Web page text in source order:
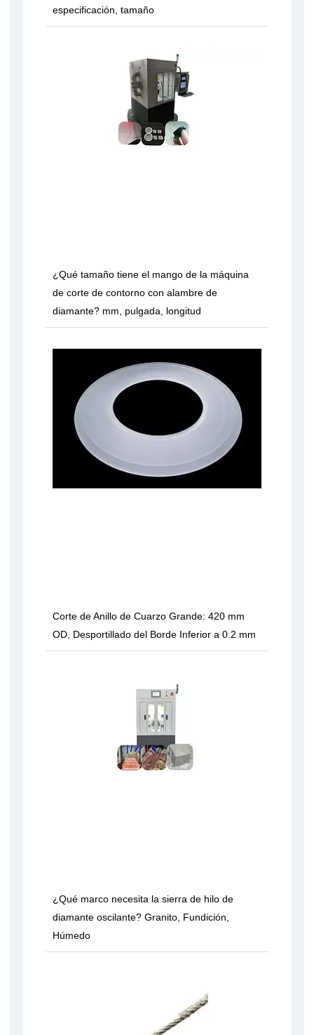
especificación, tamaño
¿Qué tamaño tiene el mango de la máquina
de corte de contorno con alambre de
diamante? mm, pulgada, longitud
Corte de Anillo de Cuarzo Grande: 420 mm
OD, Desportillado del Borde Inferior a 0.2 mm
¿Qué marco necesita la sierra de hilo de
diamante oscilante? Granito, Fundición,
Húmedo